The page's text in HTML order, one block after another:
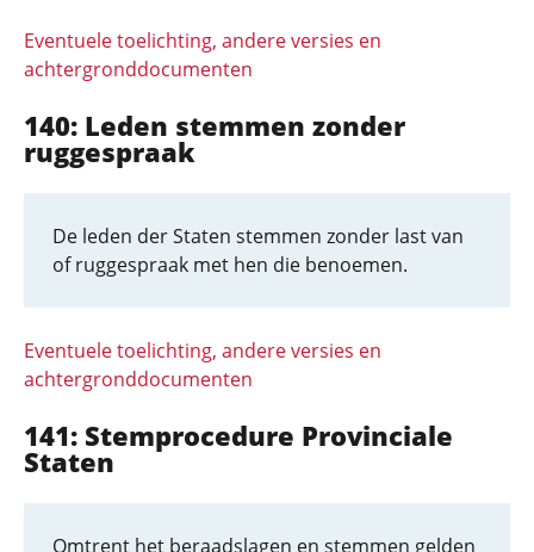
Eventuele toelichting, andere versies en
achtergronddocumenten
140: Leden stemmen zonder
ruggespraak
De leden der Staten stemmen zonder last van
of ruggespraak met hen die benoemen.
Eventuele toelichting, andere versies en
achtergronddocumenten
141: Stemprocedure Provinciale
Staten
Omtrent het beraadslagen en stemmen gelden